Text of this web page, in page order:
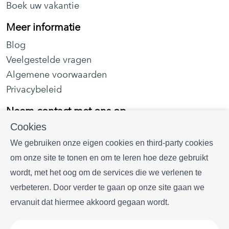
Cookies
We gebruiken onze eigen cookies en third-party cookies
om onze site te tonen en om te leren hoe deze gebruikt
wordt, met het oog om de services die we verlenen te
verbeteren. Door verder te gaan op onze site gaan we
ervanuit dat hiermee akkoord gegaan wordt.
Conciërgeservices en lokale
activiteiten om van te genieten
tijdens uw verblijf:
✔ Privéchef-services
✔ Wijnproeverijen en gastronomische ervaringen
✔ Organisatie van golf
✔ Bootverhuur
✔ Wellness- en schoonheidsdiensten
Boek uw vakantie
Meer informatie
Blog
Veelgestelde vragen
Algemene voorwaarden
Privacybeleid
Neem contact met ons op
Plaça portal d' en Paloma, 1 local 3, 17255 Begur
+34 628 216 577
info
begurrentals.com